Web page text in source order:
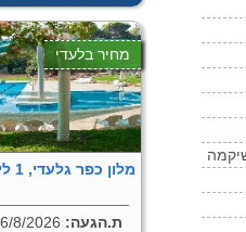
מחיר בלעדי
מלון כפר גלעדי, 1 לילות ,סופ"ש
ת.הגעה: